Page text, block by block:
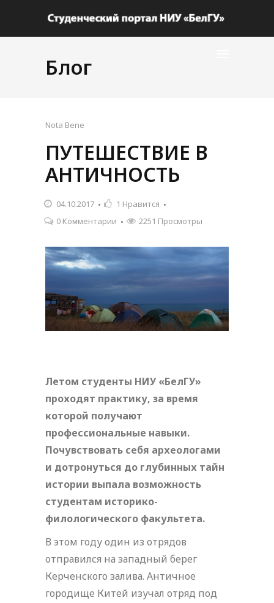
Блог
Nota Bene
ПУТЕШЕСТВИЕ В
АНТИЧНОСТЬ
04.10.2017 1 Нравится
0 Комментарии
2251 Просмотры
Летом студенты НИУ «БелГУ»
проходят практику, за время
которой получают
профессиональные навыки.
Почувствовать себя археологами
и дотронуться до глубинных тайн
истории выпала возможность
студентам историко-
филологического факультета.
В этом году один из отрядов
отправился на западный берег
Керченского залива. Античное
городище Китей изучал отряд под